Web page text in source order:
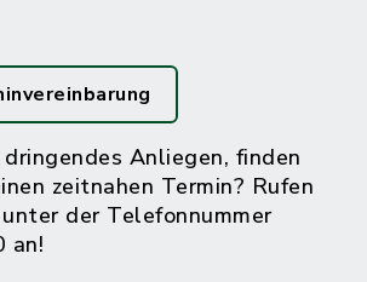
dringendes Anliegen, finden
zeitnahen Termin? Rufen
der Telefonnummer
an!